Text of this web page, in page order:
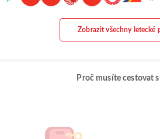
Zobrazit všechny letecké
Proč musíte cestovat